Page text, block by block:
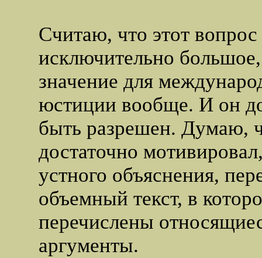
Считаю, что этот
исключительно
значение для
юстиции вообще. И он
быть разрешен. Думаю,
достаточно
устного объяснения,
объемный текст, в
перечислены
аргументы.